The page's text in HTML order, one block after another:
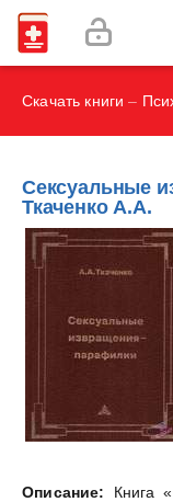
Labex Digital
Как избавиться от
Скачать книги –
Сексуальные
Ткаченко А.А.
Описание: Книга